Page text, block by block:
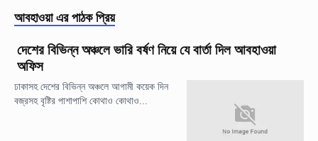
আবহাওয়া এর পাঠক প্রিয়
দেশের বিভিন্ন অঞ্চলে ভারি বর্ষণ নিয়ে যে বার্তা দিল আবহাওয়া
অফিস
ঢাকাসহ দেশের বিভিন্ন অঞ্চলে আগামী কয়েক দিন
বজ্রসহ বৃষ্টির পাশাপাশি কোথাও কোথাও...